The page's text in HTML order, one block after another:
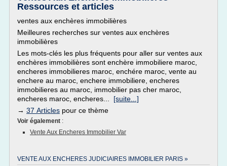
Ressources et articles
ventes aux enchères immobilières
Meilleures recherches sur ventes aux enchères
immobilières
Les mots-clés les plus fréquents pour aller sur ventes aux
enchères immobilières sont enchère immobiliere maroc,
encheres immobilieres maroc, enchére maroc, vente au
enchere au maroc, enchere immobiliere, encheres
immobilieres au maroc, immobilier pas cher maroc,
encheres maroc, encheres... [suite...]
→ 37 Articles pour ce thème
Voir également :
Vente Aux Encheres Immobilier Var
VENTE AUX ENCHERES JUDICIAIRES IMMOBILIER PARIS »